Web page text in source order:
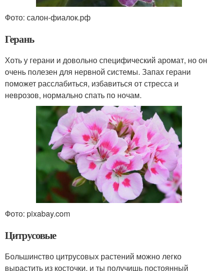
Фото: салон-фиалок.рф
Герань
Хоть у герани и довольно специфический аромат, но он
очень полезен для нервной системы. Запах герани
поможет расслабиться, избавиться от стресса и
неврозов, нормально спать по ночам.
Фото: pixabay.com
Цитрусовые
Большинство цитрусовых растений можно легко
вырастить из косточки, и ты получишь постоянный